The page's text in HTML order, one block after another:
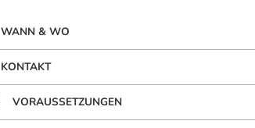
WANN & WO
KONTAKT
VORAUSSETZUNGEN